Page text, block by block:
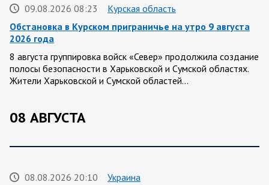
09.08.2026 08:23
Курская область
Обстановка в Курском приграничье на утро 9 августа
2026 года
8 августа группировка войск «Север» продолжила создание
полосы безопасности в Харьковской и Сумской областях.
Жители Харьковской и Сумской областей…
08 АВГУСТА
08.08.2026 20:10
Украина